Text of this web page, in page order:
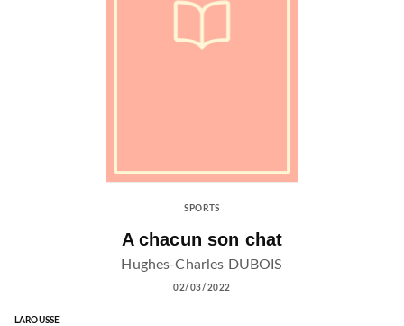
SPORTS
A chacun son chat
Hughes-Charles DUBOIS
02/03/2022
LAROUSSE